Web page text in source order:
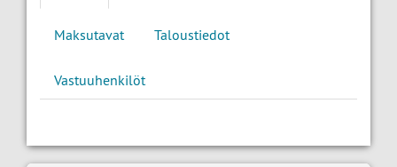
Maksutavat Taloustiedot
Vastuuhenkilöt